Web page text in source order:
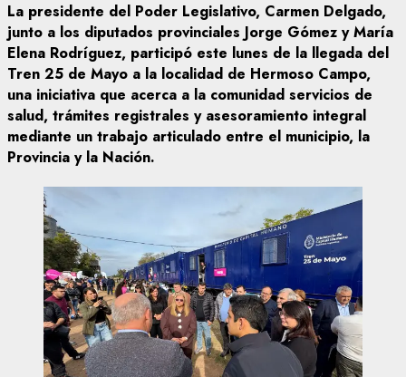
La presidente del Poder Legislativo, Carmen Delgado,
junto a los diputados provinciales Jorge Gómez y María
Elena Rodríguez, participó este lunes de la llegada del
Tren 25 de Mayo a la localidad de Hermoso Campo,
una iniciativa que acerca a la comunidad servicios de
salud, trámites registrales y asesoramiento integral
mediante un trabajo articulado entre el municipio, la
Provincia y la Nación.